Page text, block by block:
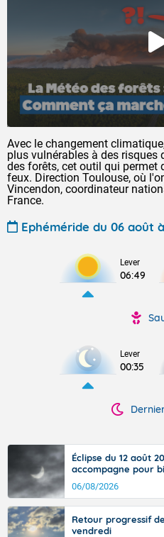
Avec le changement
plus vulnérables à des risques
des forêts, cet outil qui permet
feux. Direction Toulouse, où
Vincendon, coordinateur
France.
Ephéméride du 06 août
Lever
06:49
Lever
00:35
Éclipse du 12 août
accompagne pour
06/08/2026
Retour progressif
vendredi